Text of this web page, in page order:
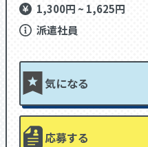
1,300円 ~ 1,625円
派遣社員
気になる
応募する